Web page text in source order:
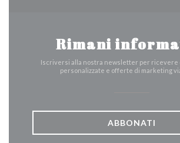
Rimani
Iscriversi alla nostra newsletter per ricevere
personalizzate e offerte di marketing
ABBONATI